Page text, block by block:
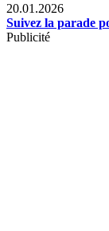
20.01.2026
Suivez la parade
Publicité